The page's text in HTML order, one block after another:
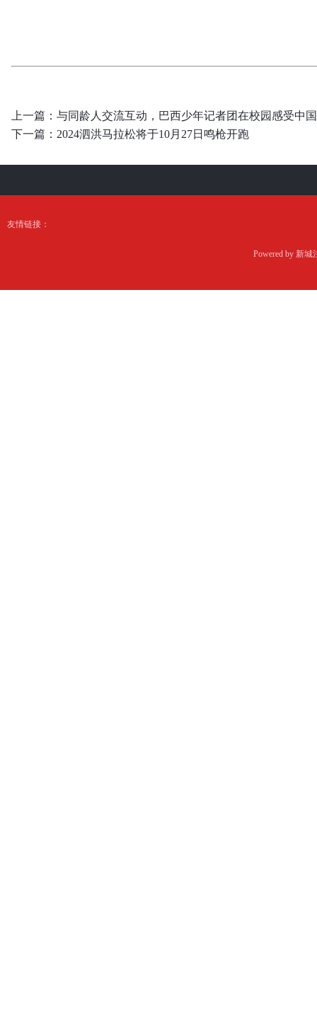
上一篇： 与同龄人交流互动，巴西少年记者团在校园感受中
下一篇： 2024泗洪马拉松将于10月27日鸣枪开跑
友情链接：
Powered by 新城